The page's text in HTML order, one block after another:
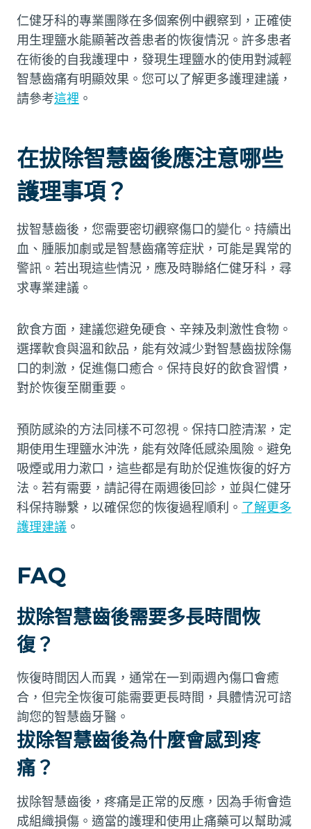
仁健牙科的專業團隊在多個案例中觀察到，正確使
用生理鹽水能顯著改善患者的恢復情況。許多患者
在術後的自我護理中，發現生理鹽水的使用對減輕
智慧齒痛有明顯效果。您可以了解更多護理建議，
請參考這裡 。
在拔除智慧齒後應注意哪些
護理事項？
拔智慧齒後，您需要密切觀察傷口的變化。持續出
血、腫脹加劇或是智慧齒痛等症狀，可能是異常的
警訊。若出現這些情況，應及時聯絡仁健牙科，尋
求專業建議。
飲食方面，建議您避免硬食、辛辣及刺激性食物。
選擇軟食與溫和飲品，能有效減少對智慧齒拔除傷
口的刺激，促進傷口癒合。保持良好的飲食習慣，
對於恢復至關重要。
預防感染的方法同樣不可忽視。保持口腔清潔，定
期使用生理鹽水沖洗，能有效降低感染風險。避免
吸煙或用力漱口，這些都是有助於促進恢復的好方
法。若有需要，請記得在兩週後回診，並與仁健牙
科保持聯繫，以確保您的恢復過程順利。 了解更多
護理建議 。
FAQ
拔除智慧齒後需要多長時間恢
復？
恢復時間因人而異，通常在一到兩週內傷口會癒
合，但完全恢復可能需要更長時間，具體情況可諮
詢您的智慧齒牙醫。
拔除智慧齒後為什麼會感到疼
痛？
拔除智慧齒後，疼痛是正常的反應，因為手術會造
成組織損傷。適當的護理和使用止痛藥可以幫助減